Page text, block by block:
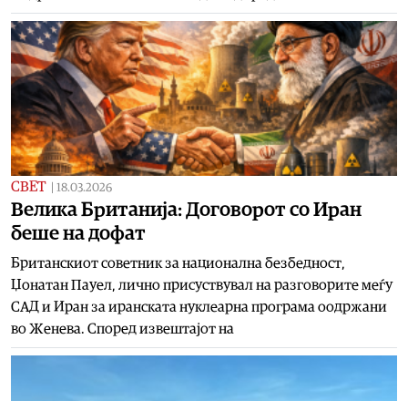
СВЕТ 18.03.2026
Велика Британија: Договорот со Иран
беше на дофат
Британскиот советник за национална безбедност,
Џонатан Пауел, лично присуствувал на разговорите меѓу
САД и Иран за иранската нуклеарна програма оодржани
во Женева. Според извештајот на